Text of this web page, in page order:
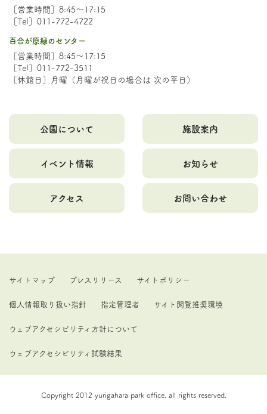
［営業時間］8:45～17:15
［Tel］011-772-4722
百合が原緑のセンター
［営業時間］8:45～17:15
［Tel］011-772-3511
［休館日］月曜（月曜が祝日の場合は 次の平日）
公園について 施設案内
イベント情報 お知らせ
アクセス お問い合わせ
サイトマップ プレスリリース サイトポリシー
個人情報取り扱い指針 指定管理者 サイト閲覧推奨環境
ウェブアクセシビリティ方針について
ウェブアクセシビリティ試験結果
Copyright 2012 yurigahara park office. all rights reserved.